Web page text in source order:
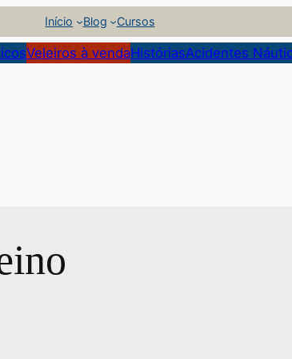
Início Blog Cursos
Veleiros à vendaHistóriasAcidentes